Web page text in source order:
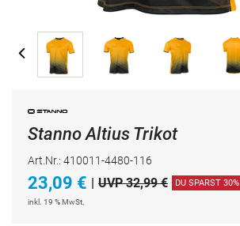
Stanno Altius Trikot
Art.Nr.: 410011-4480-116
23,09 € | UVP 32,99 € DU SPARST 30%
inkl. 19 % MwSt.